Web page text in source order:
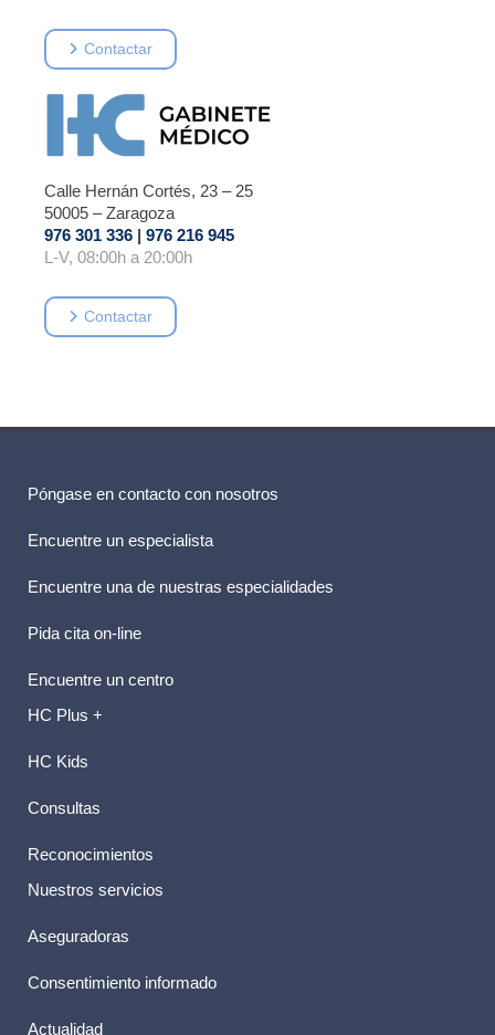
Contactar
Calle Hernán Cortés, 23 – 25
50005 – Zaragoza
976 301 336
976 216 945
L-V, 08:00h a 20:00h
Contactar
Póngase en contacto con nosotros
Encuentre un especialista
Encuentre una de nuestras especialidades
Pida cita on-line
Encuentre un centro
HC Plus +
HC Kids
Consultas
Reconocimientos
Nuestros servicios
Aseguradoras
Consentimiento informado
Actualidad